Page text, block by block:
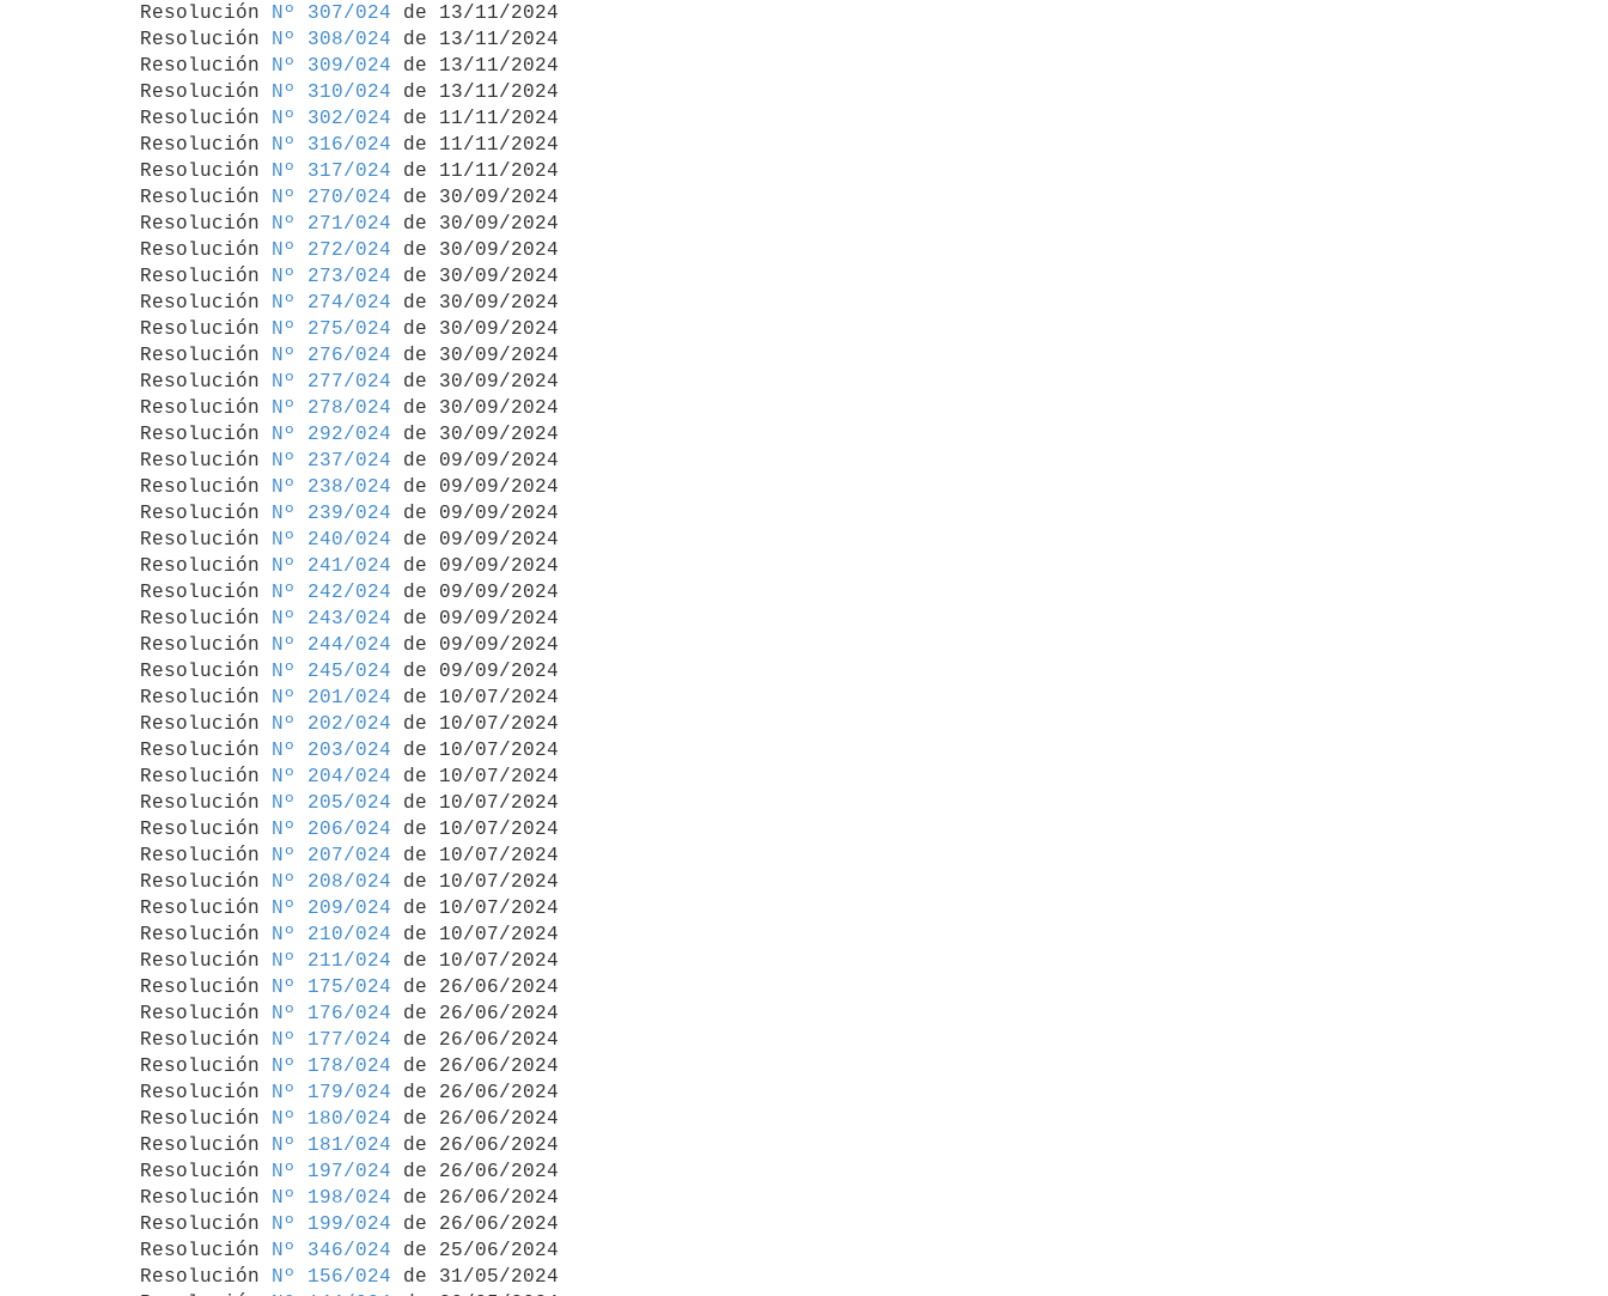
Resolución
Nº 307/024 de 13/11/2024
Resolución
Nº 308/024 de 13/11/2024
Resolución
Nº 309/024 de 13/11/2024
Resolución
Nº 310/024 de 13/11/2024
Resolución
Nº 302/024 de 11/11/2024
Resolución
Nº 316/024 de 11/11/2024
Resolución
Nº 317/024 de 11/11/2024
Resolución
Nº 270/024 de 30/09/2024
Resolución
Nº 271/024 de 30/09/2024
Resolución
Nº 272/024 de 30/09/2024
Resolución
Nº 273/024 de 30/09/2024
Resolución
Nº 274/024 de 30/09/2024
Resolución
Nº 275/024 de 30/09/2024
Resolución
Nº 276/024 de 30/09/2024
Resolución
Nº 277/024 de 30/09/2024
Resolución
Nº 278/024 de 30/09/2024
Resolución
Nº 292/024 de 30/09/2024
Resolución
Nº 237/024 de 09/09/2024
Resolución
Nº 238/024 de 09/09/2024
Resolución
Nº 239/024 de 09/09/2024
Resolución
Nº 240/024 de 09/09/2024
Resolución
Nº 241/024 de 09/09/2024
Resolución
Nº 242/024 de 09/09/2024
Resolución
Nº 243/024 de 09/09/2024
Resolución
Nº 244/024 de 09/09/2024
Resolución
Nº 245/024 de 09/09/2024
Resolución
Nº 201/024 de 10/07/2024
Resolución
Nº 202/024 de 10/07/2024
Resolución
Nº 203/024 de 10/07/2024
Resolución
Nº 204/024 de 10/07/2024
Resolución
Nº 205/024 de 10/07/2024
Resolución
Nº 206/024 de 10/07/2024
Resolución
Nº 207/024 de 10/07/2024
Resolución
Nº 208/024 de 10/07/2024
Resolución
Nº 209/024 de 10/07/2024
Resolución
Nº 210/024 de 10/07/2024
Resolución
Nº 211/024 de 10/07/2024
Resolución
Nº 175/024 de 26/06/2024
Resolución
Nº 176/024 de 26/06/2024
Resolución
Nº 177/024 de 26/06/2024
Resolución
Nº 178/024 de 26/06/2024
Resolución
Nº 179/024 de 26/06/2024
Resolución
Nº 180/024 de 26/06/2024
Resolución
Nº 181/024 de 26/06/2024
Resolución
Nº 197/024 de 26/06/2024
Resolución
Nº 198/024 de 26/06/2024
Resolución
Nº 199/024 de 26/06/2024
Resolución
Nº 346/024 de 25/06/2024
Resolución
Nº 156/024 de 31/05/2024